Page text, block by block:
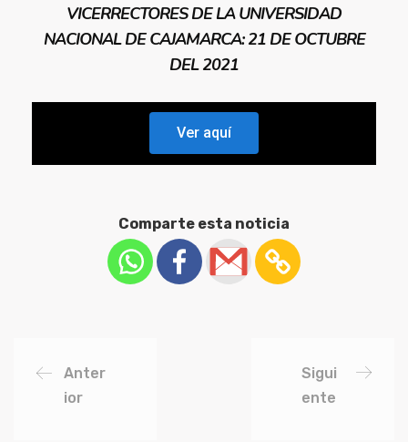
VICERRECTORES DE LA UNIVERSIDAD
NACIONAL DE CAJAMARCA: 21 DE OCTUBRE
DEL 2021
Ver aquí
Comparte esta noticia
Anter
ior
Sigui
ente